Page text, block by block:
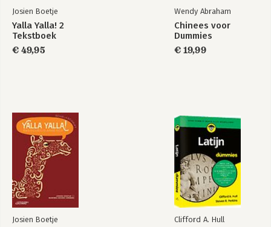
Josien Boetje
Yalla Yalla! 2
Tekstboek
€ 49,95
Wendy Abraham
Chinees voor
Dummies
€ 19,99
Josien Boetje Clifford A. Hull